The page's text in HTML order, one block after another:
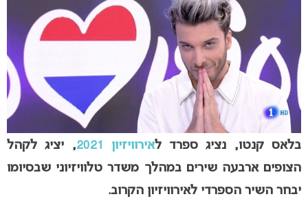
בלאס קנטו, נציג ספרד לאירוויזיון 2021
, יציג לקהל
הצופים ארבעה שירים במהלך משדר טלוויזיוני שבסיומו
יבחר השיר הספרדי לאירוויזיון הקרוב.